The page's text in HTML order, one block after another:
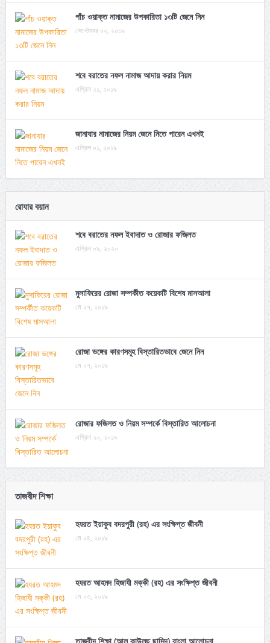
পাঁচ ওয়াক্ত নামাজের উপকারিতা ১৩টি জেনে নিন
সেপ্টেম্বর ০২, ২০১৯
শবে বরাতের নফল নামাজ আদায় করার নিয়ম
এপ্রিল ২১, ২০১৯
জানাযার নামাজের নিয়ম জেনে নিতে পারেন এখনই
এপ্রিল ০১, ২০১৯
রোযার বয়ান
শবে বরাতের নফল ইবাদাত ও রোজার ফজিলত
এপ্রিল ০৯, ২০২০
মুসাফিরের রোজা সম্পর্কীত কয়েকটি বিশেষ মাসআলা
মে ০৭, ২০১৯
রোজা ভঙ্গের কারণসমূহ বিস্তারিতভাবে জেনে নিন
মে ০৭, ২০১৯
রোজার ফজিলত ও নিয়ম সম্পর্কে বিস্তারিত আলোচনা
এপ্রিল ২০, ২০১৯
তাজবীদ শিক্ষা
হযরত ইয়াকুব বদরপুরী (রহ) এর সংক্ষিপ্ত জীবনী
মে ০৪, ২০১৯
হযরত আহমদ হিজাযী মক্কী (রহ) এর সংক্ষিপ্ত জীবনী
মে ০৩, ২০১৯